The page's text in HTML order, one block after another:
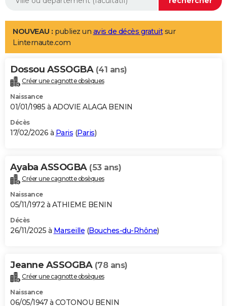
Aménagement intérieur
LIFESTYLE
Art de vivre
Bien-être
Loisirs
Mode
Modes de vie
Alimentation
Guide de la santé
Maladies
Médicaments
Sommeil
VOYAGE
Destinations
City break
Voyage nature
Voyage de noces
Forum
Climat
+PHOTO
GUIDES D'ACHAT
BONS PLANS
Carte de Noël
Carte Bonne année
Carte Saint-Valentin
Carte Pâques
Carte d'anniversaire
DICTIONNAIRE
Dictionnaire
Biographies
Citations
Expressions
Proverbes
PROGRAMME TV
S'inscrire
Se connecter
Lycées
Collèges
Primaires
Universités
Entreprises
Service militaire
Avis de recherche
AVIS DE DÉCÈS
Bricolage
Lifestyle
Culture
Sport
Auto
Television
Voyage
Cinema
NOUVEAU : publiez un avis de décès gratuitsur
Linternaute.com
Dossou ASSOGBA (41 ans)
Créer une cagnotte obsèques
Naissance
01/01/1985 à ADOVIE ALAGA BENIN
Décès
17/02/2026 à Paris (Paris)
Ayaba ASSOGBA (53 ans)
Créer une cagnotte obsèques
Naissance
05/11/1972 à ATHIEME BENIN
Décès
26/11/2025 à Marseille (Bouches-du-Rhône)
Jeanne ASSOGBA (78 ans)
Créer une cagnotte obsèques
Naissance
06/05/1947 à COTONOU BENIN